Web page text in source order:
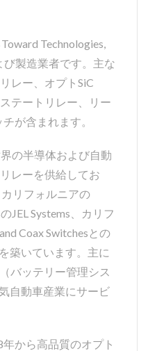
Technologies,
製造業者です。主な
レー、オプトSiC
テートリレー、リー
が含まれます。
の半導体および自動
レーを供給してお
リフォルニアの
JEL Systems、カリフ
Coax Switchesとの
築いています。主に
バッテリー管理シス
自動車産業にサービ
から高品質のオプト